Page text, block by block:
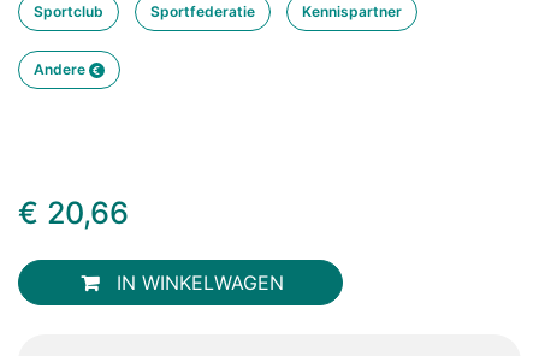
Sportclub Sportfederatie Kennispartner
Andere
€ 20,66
IN WINKELWAGEN